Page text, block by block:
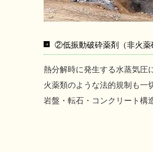
②低振動破砕薬剤（非火薬
熱分解時に発生する水蒸気圧
火薬類のような法的規制も一
岩盤・転石・コンクリート構